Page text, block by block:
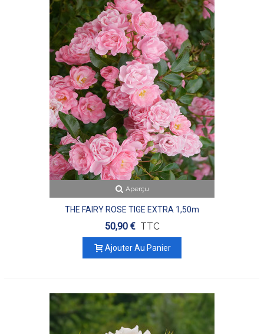
Aperçu
THE FAIRY ROSE TIGE EXTRA 1,50m
50,90 € TTC
Ajouter Au Panier